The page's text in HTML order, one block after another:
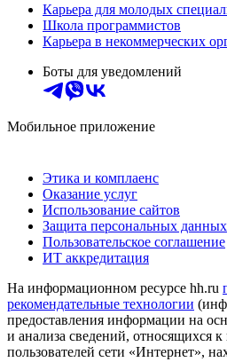
Карьера для молодых
Школа программистов
Карьера в некоммерческих
Боты для уведомлений
Мобильное приложение
Этика и комплаенс
Оказание услуг
Использование сайтов
Защита персональных данных
Пользовательское соглашение
ИТ аккредитация
На информационном ресурсе hh.ru
рекомендательные технологии
предоставления информации на
и анализа сведений, относящихся
пользователей сети «Интернет»,